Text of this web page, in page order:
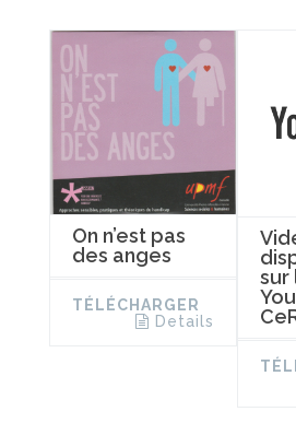
On n’est pas
des anges
TÉLÉCHARGER
Details
sur